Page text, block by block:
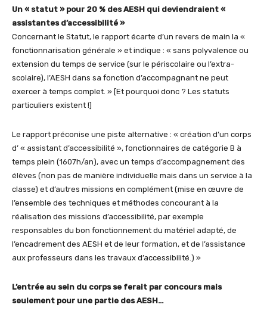
Un « statut » pour 20 % des AESH qui deviendraient «
assistantes d’accessibilité »
Concernant le Statut, le rapport écarte d’un revers de main la «
fonctionnarisation générale » et indique : « sans polyvalence ou
extension du temps de service (sur le périscolaire ou l’extra-
scolaire), l’AESH dans sa fonction d’accompagnant ne peut
exercer à temps complet. » [Et pourquoi donc ? Les statuts
particuliers existent !]
Le rapport préconise une piste alternative : « création d’un corps
d’ « assistant d’accessibilité », fonctionnaires de catégorie B à
temps plein (1607h/an), avec un temps d’accompagnement des
élèves (non pas de manière individuelle mais dans un service à la
classe) et d’autres missions en complément (mise en œuvre de
l’ensemble des techniques et méthodes concourant à la
réalisation des missions d’accessibilité, par exemple
responsables du bon fonctionnement du matériel adapté, de
l’encadrement des AESH et de leur formation, et de l’assistance
aux professeurs dans les travaux d’accessibilité.) »
L’entrée au sein du corps se ferait par concours mais
seulement pour une partie des AESH…